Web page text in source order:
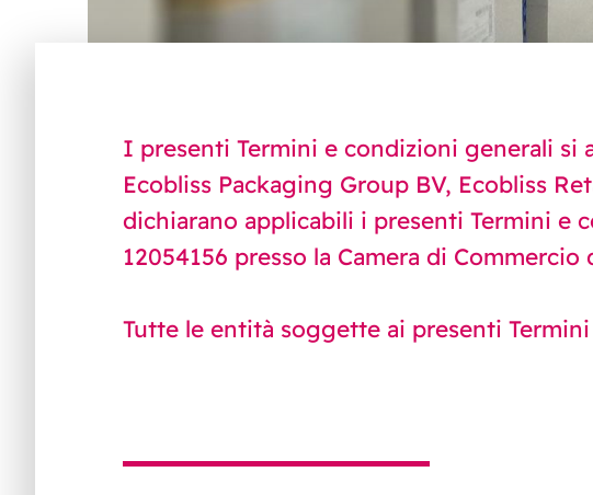
I presenti Termini e condizioni generali
Ecobliss Packaging Group BV, Ecobliss
dichiarano applicabili i presenti Termini e
12054156 presso la Camera di
Tutte le entità soggette ai presenti